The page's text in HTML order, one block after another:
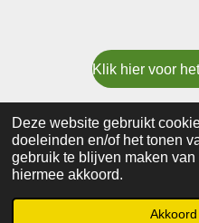
Deze website gebruikt
doeleinden en/of het tonen
gebruik te blijven maken van
hiermee akkoord.
Akkoord
Klik hier voor
Powered by